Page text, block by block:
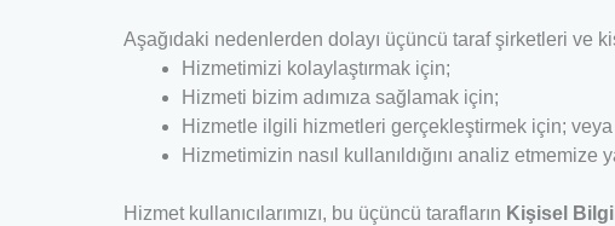
Aşağıdaki nedenlerden dolayı üçüncü taraf şirketleri ve
Hizmetimizi kolaylaştırmak için;
Hizmeti bizim adımıza sağlamak için;
Hizmetle ilgili hizmetleri gerçekleştirmek için; veya
Hizmetimizin nasıl kullanıldığını analiz etmemize
Hizmet kullanıcılarımızı, bu üçüncü tarafların Kişisel